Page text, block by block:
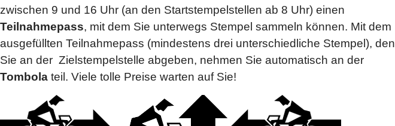
zwischen 9 und 16 Uhr (an den Startstempelstellen ab 8 Uhr) einen
Teilnahmepass, mit dem Sie unterwegs Stempel sammeln können. Mit dem
ausgefüllten Teilnahmepass (mindestens drei unterschiedliche Stempel), den
Sie an der Zielstempelstelle abgeben, nehmen Sie automatisch an der
Tombola teil. Viele tolle Preise warten auf Sie!